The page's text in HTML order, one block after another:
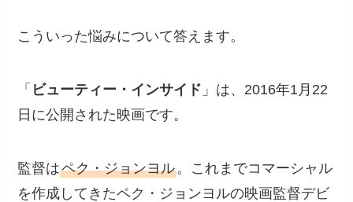
こういった悩みについて答えます。
「 ビューティー・インサイド 」は、2016年1月22
日に公開された映画です。
監督はペク・ジョンヨル。これまでコマーシャル
を作成してきたペク・ジョンヨルの映画監督デビ